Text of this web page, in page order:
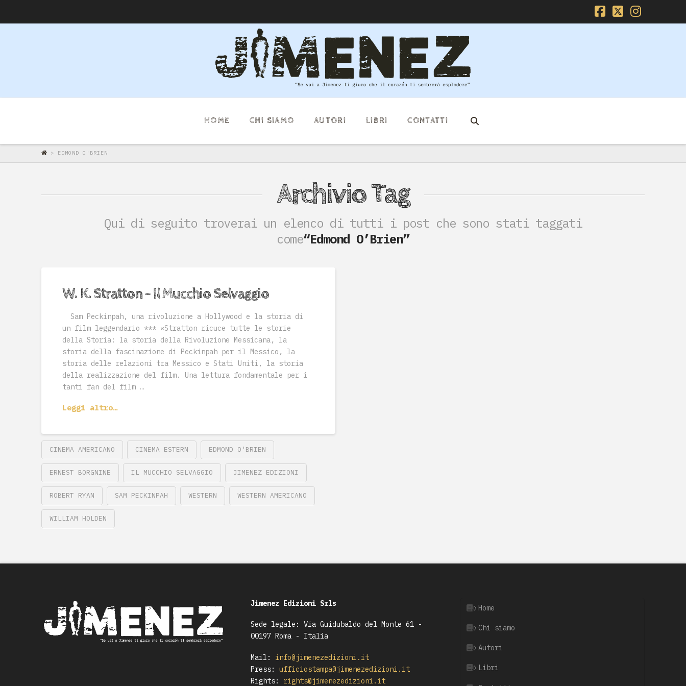
Facebook
X
HOME CHI SIAMO AUTORI LIBRI CONTATTI
> EDMOND O'BRIEN
Archivio Tag
Qui di seguito troverai un elenco di tutti i post che sono stati taggati
come“Edmond O’Brien”
W. K. Stratton – Il Mucchio Selvaggio
Sam Peckinpah, una rivoluzione a Hollywood e la storia di
un film leggendario *** «Stratton ricuce tutte le storie
della Storia: la storia della Rivoluzione Messicana, la
storia della fascinazione di Peckinpah per il Messico, la
storia delle relazioni tra Messico e Stati Uniti, la storia
della realizzazione del film. Una lettura fondamentale per i
tanti fan del film …
Leggi altro…
CINEMA AMERICANO CINEMA ESTERN EDMOND O'BRIEN
ERNEST BORGNINE IL MUCCHIO SELVAGGIO JIMENEZ EDIZIONI
ROBERT RYAN SAM PECKINPAH WESTERN WESTERN AMERICANO
WILLIAM HOLDEN
Jimenez Edizioni Srls
Sede legale: Via Guidubaldo del Monte 61 -
00197 Roma - Italia
Mail:
info@jimenezedizioni.it
Press:
ufficiostampa@jimenezedizioni.it
Rights:
rights@jimenezedizioni.it
Home
Chi siamo
Autori
Libri